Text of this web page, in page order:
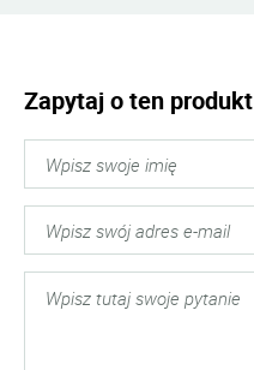
Zapytaj o ten produkt